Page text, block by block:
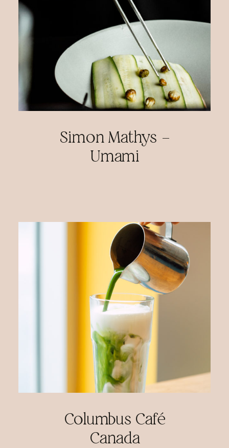
Simon Mathys –
Umami
Columbus Café
Canada